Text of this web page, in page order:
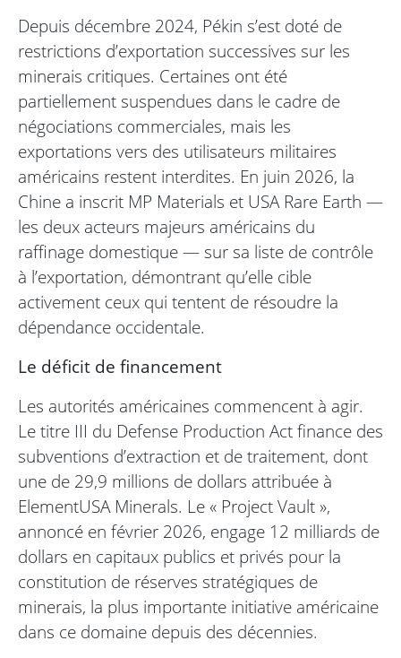
Depuis décembre 2024, Pékin s’est doté de
restrictions d’exportation successives sur les
minerais critiques. Certaines ont été
partiellement suspendues dans le cadre de
négociations commerciales, mais les
exportations vers des utilisateurs militaires
américains restent interdites. En juin 2026, la
Chine a inscrit MP Materials et USA Rare Earth —
les deux acteurs majeurs américains du
raffinage domestique — sur sa liste de contrôle
à l’exportation, démontrant qu’elle cible
activement ceux qui tentent de résoudre la
dépendance occidentale.
Le déficit de financement
Les autorités américaines commencent à agir.
Le titre III du Defense Production Act finance des
subventions d’extraction et de traitement, dont
une de 29,9 millions de dollars attribuée à
ElementUSA Minerals. Le « Project Vault »,
annoncé en février 2026, engage 12 milliards de
dollars en capitaux publics et privés pour la
constitution de réserves stratégiques de
minerais, la plus importante initiative américaine
dans ce domaine depuis des décennies.